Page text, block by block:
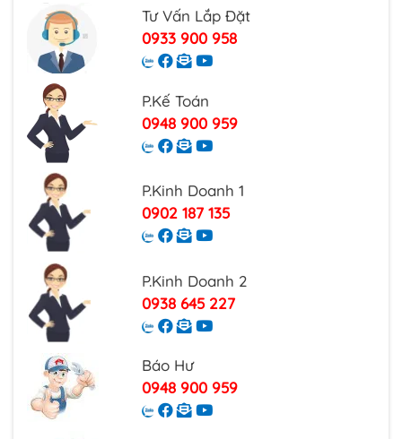
Tư Vấn Lắp Đặt
0933 900 958
P.Kế Toán
0948 900 959
P.Kinh Doanh 1
0902 187 135
P.Kinh Doanh 2
0938 645 227
Báo Hư
0948 900 959